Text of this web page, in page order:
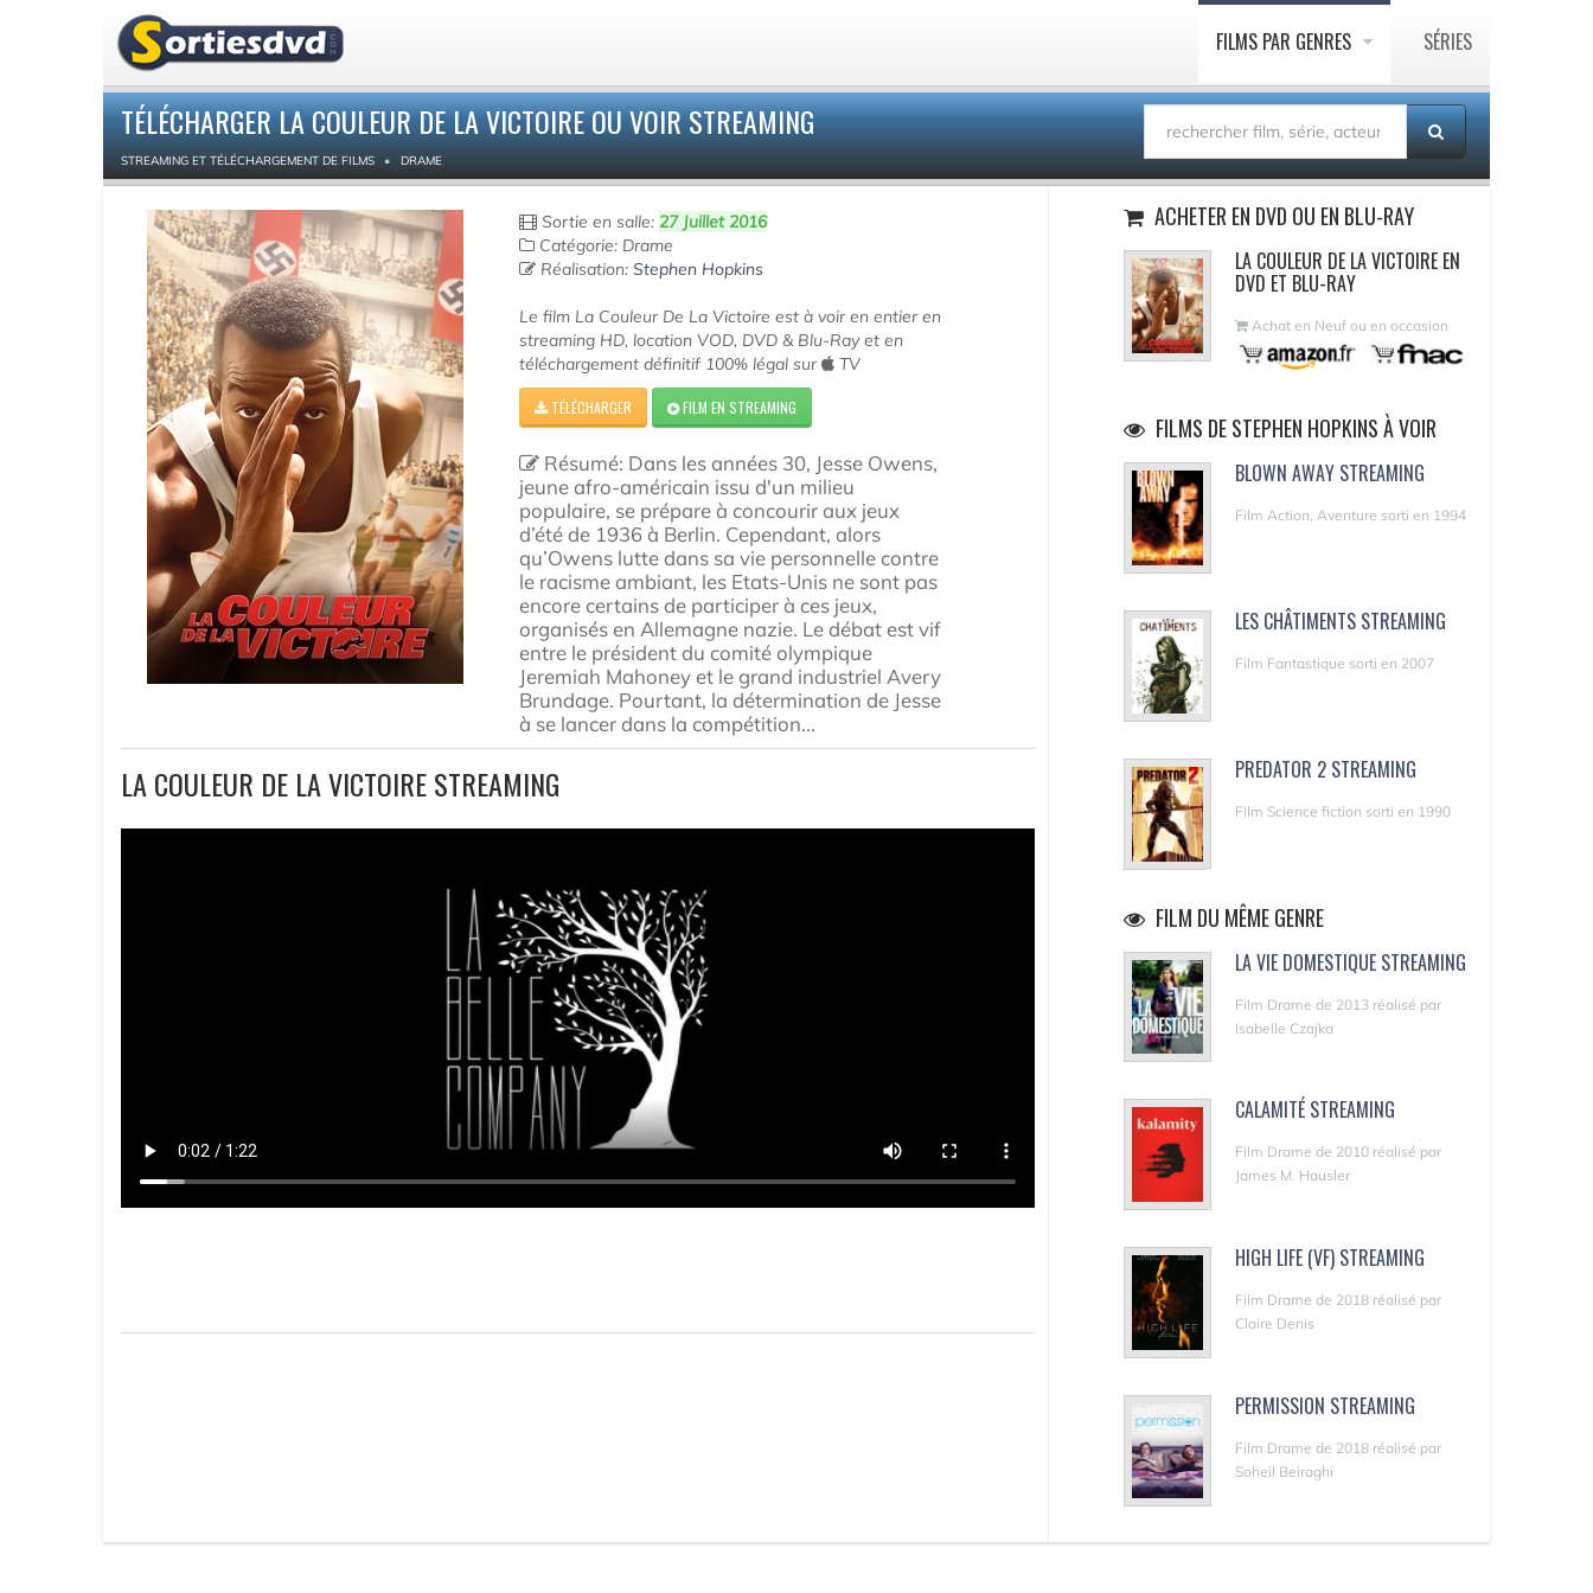
FILMS PAR GENRES SÉRIES
TÉLÉCHARGER LA COULEUR DE LA VICTOIRE OU VOIR STREAMING
STREAMING ET TÉLÉCHARGEMENT DE FILMS DRAME
Sortie en salle: 27 Juillet 2016
Catégorie: Drame
Réalisation:Stephen Hopkins
Le film La Couleur De La Victoire est à voir en entier en
streaming HD, location VOD, DVD & Blu-Ray et en
téléchargement définitif 100% légal sur
TV
TÉLÉCHARGER FILM EN STREAMING
Résumé: Dans les années 30, Jesse Owens,
jeune afro-américain issu d'un milieu
populaire, se prépare à concourir aux jeux
d’été de 1936 à Berlin. Cependant, alors
qu’Owens lutte dans sa vie personnelle contre
le racisme ambiant, les Etats-Unis ne sont pas
encore certains de participer à ces jeux,
organisés en Allemagne nazie. Le débat est vif
entre le président du comité olympique
Jeremiah Mahoney et le grand industriel Avery
Brundage. Pourtant, la détermination de Jesse
à se lancer dans la compétition...
LA COULEUR DE LA VICTOIRE STREAMING
ACHETER EN DVD OU EN BLU-RAY
LA COULEUR DE LA VICTOIRE EN
DVD ET BLU-RAY
Achat en Neuf ou en occasion
FILMS DE STEPHEN HOPKINS À VOIR
BLOWN AWAY STREAMING
Film Action, Aventure sorti en 1994
LES CHÂTIMENTS STREAMING
Film Fantastique sorti en 2007
PREDATOR 2 STREAMING
Film Science fiction sorti en 1990
FILM DU MÊME GENRE
LA VIE DOMESTIQUE STREAMING
Film Drame de 2013 réalisé par
Isabelle Czajka
CALAMITÉ STREAMING
Film Drame de 2010 réalisé par
James M. Hausler
HIGH LIFE (VF) STREAMING
Film Drame de 2018 réalisé par
Claire Denis
PERMISSION STREAMING
Film Drame de 2018 réalisé par
Soheil Beiraghi